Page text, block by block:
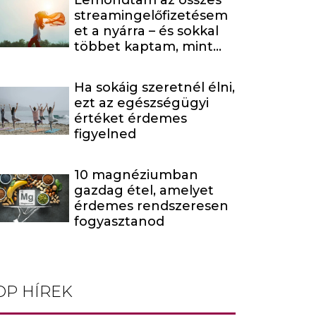
streamingelőfizetésem
et a nyárra – és sokkal
többet kaptam, mint
Ha sokáig szeretnél élni,
ezt az egészségügyi
értéket érdemes
figyelned
10 magnéziumban
gazdag étel, amelyet
érdemes rendszeresen
fogyasztanod
HÍREK